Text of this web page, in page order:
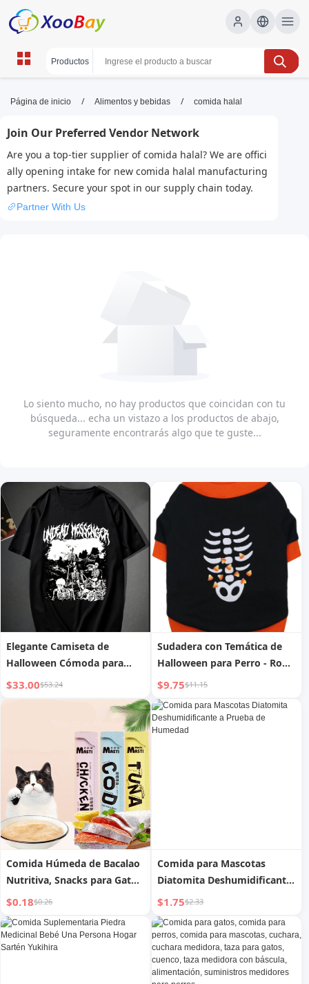
comida halal | XOOBAY B2B/B2C
comida halal, restaurantes halal, guía halal,
wholesale comida halal, XOOBAY
Guía de comida halal
Página de inicio / Alimentos y bebidas / comida halal
Join Our Preferred Vendor Network
Are you a top-tier supplier of comida halal? We are offici
ally opening intake for new comida halal manufacturing
partners. Secure your spot in our supply chain today.
Partner With Us
Lo siento mucho, no hay productos que coincidan con tu
búsqueda... echa un vistazo a los productos de abajo,
seguramente encontrarás algo que te guste...
Elegante Camiseta de
Halloween Cómoda para
Hombre con Estampado de
Calavera y Letras
$33.00$53.24
Sudadera con Temática de
Halloween para Perro - Ropa
Cómoda y Cálida Informal
$9.75$11.15
Comida Húmeda de Bacalao
Nutritiva, Snacks para Gatos
Hidratantes y Estimulantes
$0.18$0.26
Comida para Mascotas
Diatomita Deshumidificante
a Prueba de Humedad
$1.75$2.33